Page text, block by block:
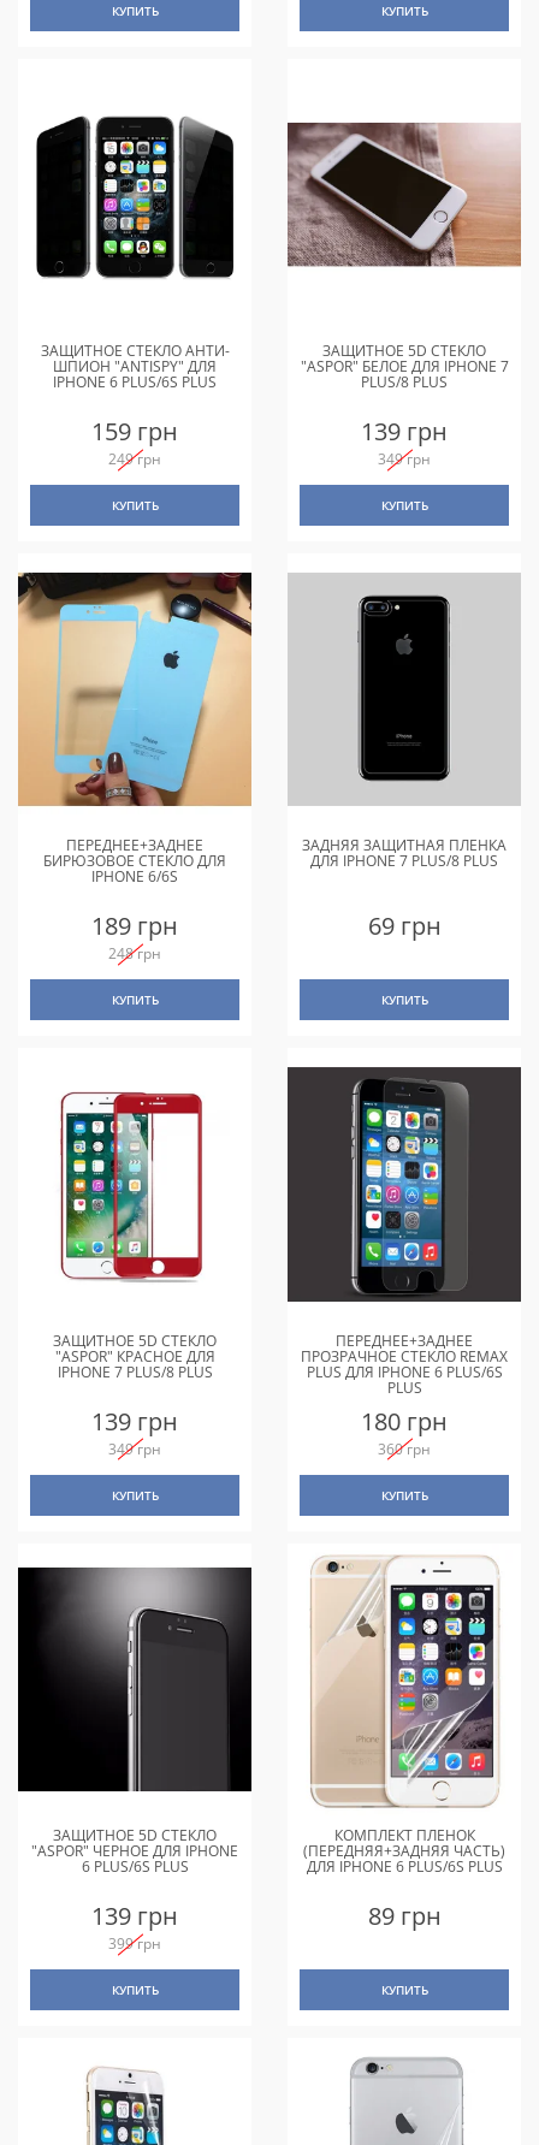
КУПИТЬ КУПИТЬ
ЗАЩИТНОЕ СТЕКЛО АНТИ-
ШПИОН "ANTISPY" ДЛЯ
IPHONE 6 PLUS/6S PLUS
159 грн
249 грн
КУПИТЬ
ЗАЩИТНОЕ 5D СТЕКЛО
"ASPOR" БЕЛОЕ ДЛЯ IPHONE 7
PLUS/8 PLUS
139 грн
349 грн
КУПИТЬ
ПЕРЕДНЕЕ+ЗАДНЕЕ
БИРЮЗОВОЕ СТЕКЛО ДЛЯ
IPHONE 6/6S
189 грн
248 грн
КУПИТЬ
ЗАДНЯЯ ЗАЩИТНАЯ ПЛЕНКА
ДЛЯ IPHONE 7 PLUS/8 PLUS
69 грн
КУПИТЬ
ЗАЩИТНОЕ 5D СТЕКЛО
"ASPOR" КРАСНОЕ ДЛЯ
IPHONE 7 PLUS/8 PLUS
139 грн
349 грн
КУПИТЬ
ПЕРЕДНЕЕ+ЗАДНЕЕ
ПРОЗРАЧНОЕ СТЕКЛО REMAX
PLUS ДЛЯ IPHONE 6 PLUS/6S
PLUS
180 грн
360 грн
КУПИТЬ
ЗАЩИТНОЕ 5D СТЕКЛО
"ASPOR" ЧЕРНОЕ ДЛЯ IPHONE
6 PLUS/6S PLUS
139 грн
399 грн
КУПИТЬ
КОМПЛЕКТ ПЛЕНОК
(ПЕРЕДНЯЯ+ЗАДНЯЯ ЧАСТЬ)
ДЛЯ IPHONE 6 PLUS/6S PLUS
89 грн
КУПИТЬ